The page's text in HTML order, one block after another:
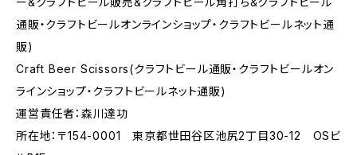
通販・クラフトビールオンラインショップ・クラフトビールネット通
販)
Craft Beer Scissors(クラフトビール通販・クラフトビールオン
ラインショップ・クラフトビールネット通販)
運営責任者：森川達功
所在地：〒154-0001 東京都世田谷区池尻2丁目30-12 OSビ